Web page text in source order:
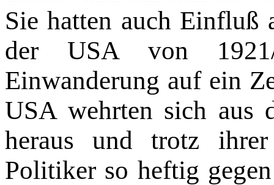
Sie hatten auch Einfluß
der USA von
Einwanderung auf ein
USA wehrten sich aus
heraus und trotz
Politiker so heftig